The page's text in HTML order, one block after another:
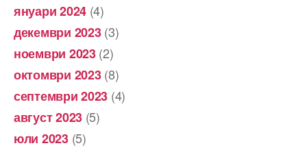
януари 2024 (4)
декември 2023(3)
ноември 2023(2)
октомври 2023(8)
септември 2023 (4)
август 2023 (5)
юли 2023(5)